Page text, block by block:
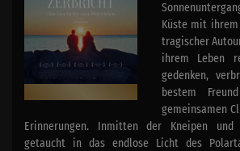
Küste mit
tragischer
ihrem Leben
gedenken,
bestem
gemeinsamen
Erinnerungen. Inmitten der Kneipen und
getaucht in das endlose Licht des